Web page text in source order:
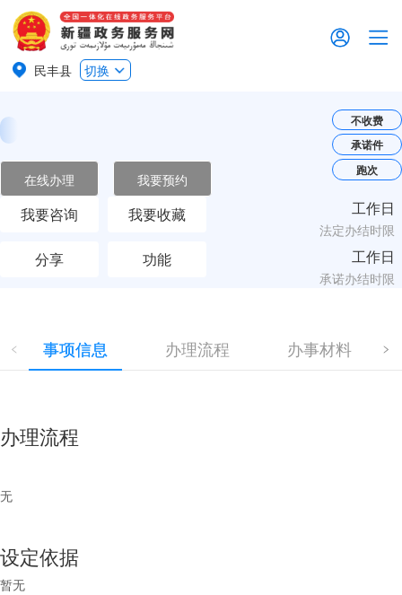
民丰县 切换
在线办理 我要预约
我要咨询 我要收藏
分享 功能
不收费
承诺件
跑次
工作日
法定办结时限
工作日
承诺办结时限
事项信息 办理流程 办事材料
办理流程
无
设定依据
暂无